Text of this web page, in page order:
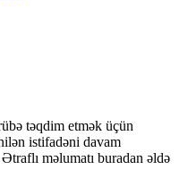
təqdim etmək üçün
istifadəni davam
Ətraflı məlumatı buradan əldə